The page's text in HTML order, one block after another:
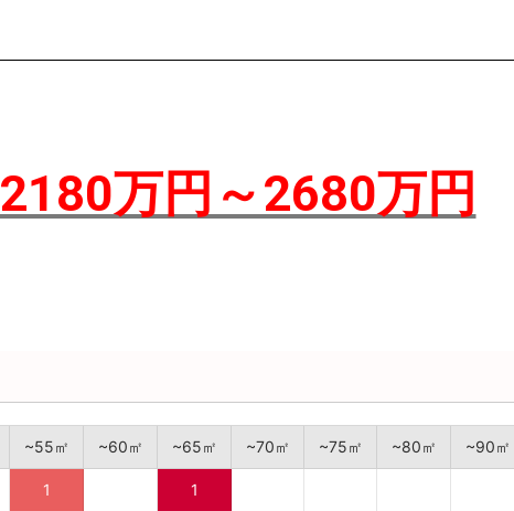
2180万円～2680万円
~55㎡ ~60㎡ ~65㎡ ~70㎡ ~75㎡ ~80㎡ ~90㎡
1 1